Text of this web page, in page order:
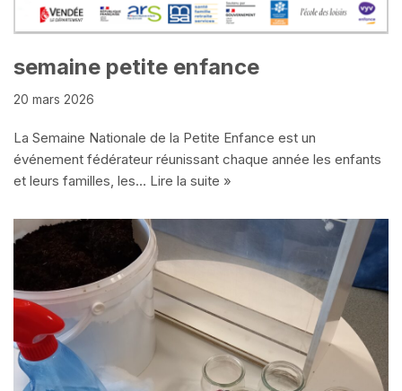
semaine petite enfance
20 mars 2026
La Semaine Nationale de la Petite Enfance est un
événement fédérateur réunissant chaque année les enfants
et leurs familles, les… Lire la suite »